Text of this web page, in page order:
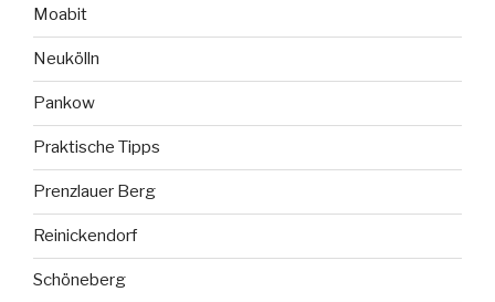
Moabit
Neukölln
Pankow
Praktische Tipps
Prenzlauer Berg
Reinickendorf
Schöneberg